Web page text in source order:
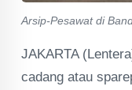
Arsip-Pesawat di
JAKARTA
cadang atau